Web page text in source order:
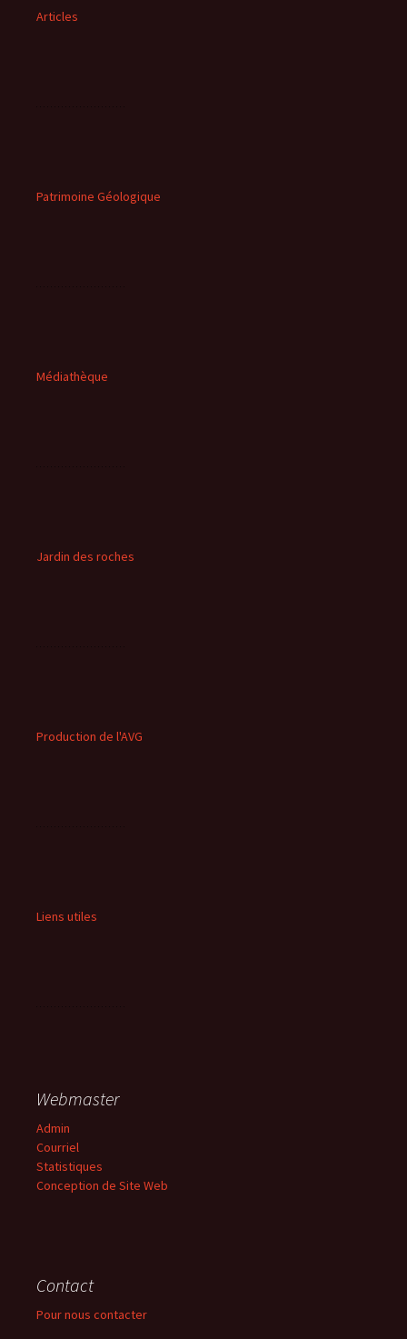
Articles
Patrimoine Géologique
Médiathèque
Jardin des roches
Production de l'AVG
Liens utiles
Webmaster
Admin
Courriel
Statistiques
Conception de Site Web
Contact
Pour nous contacter